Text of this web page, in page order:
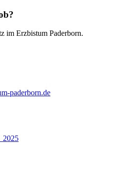
im Erzbistum Paderborn.
paderborn.de